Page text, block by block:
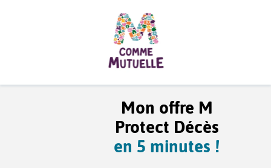
Mon offre M
Protect Décès
en 5 minutes !